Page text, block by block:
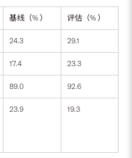
基线（% ） 评估（% ）
24.3 29.1
17.4 23.3
89.0 92.6
23.9 19.3